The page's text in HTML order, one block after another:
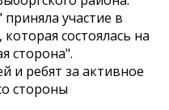
участие в
состоялась на
сторона".
и ребят за активное
стороны